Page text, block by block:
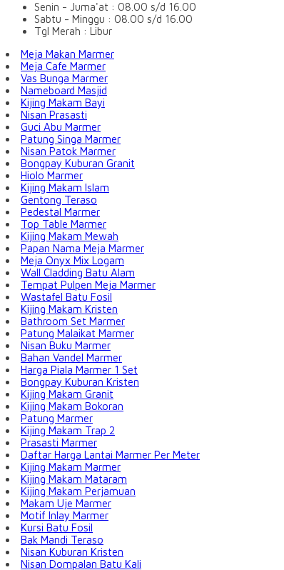
Senin - Juma'at : 08.00 s/d 16.00
Sabtu - Minggu : 08.00 s/d 16.00
Tgl Merah : Libur
Meja Makan Marmer
Meja Cafe Marmer
Vas Bunga Marmer
Nameboard Masjid
Kijing Makam Bayi
Nisan Prasasti
Guci Abu Marmer
Patung Singa Marmer
Nisan Patok Marmer
Bongpay Kuburan Granit
Hiolo Marmer
Kijing Makam Islam
Gentong Teraso
Pedestal Marmer
Top Table Marmer
Kijing Makam Mewah
Papan Nama Meja Marmer
Meja Onyx Mix Logam
Wall Cladding Batu Alam
Tempat Pulpen Meja Marmer
Wastafel Batu Fosil
Kijing Makam Kristen
Bathroom Set Marmer
Patung Malaikat Marmer
Nisan Buku Marmer
Bahan Vandel Marmer
Harga Piala Marmer 1 Set
Bongpay Kuburan Kristen
Kijing Makam Granit
Kijing Makam Bokoran
Patung Marmer
Kijing Makam Trap 2
Prasasti Marmer
Daftar Harga Lantai Marmer Per Meter
Kijing Makam Marmer
Kijing Makam Mataram
Kijing Makam Perjamuan
Makam Uje Marmer
Motif Inlay Marmer
Kursi Batu Fosil
Bak Mandi Teraso
Nisan Kuburan Kristen
Nisan Dompalan Batu Kali